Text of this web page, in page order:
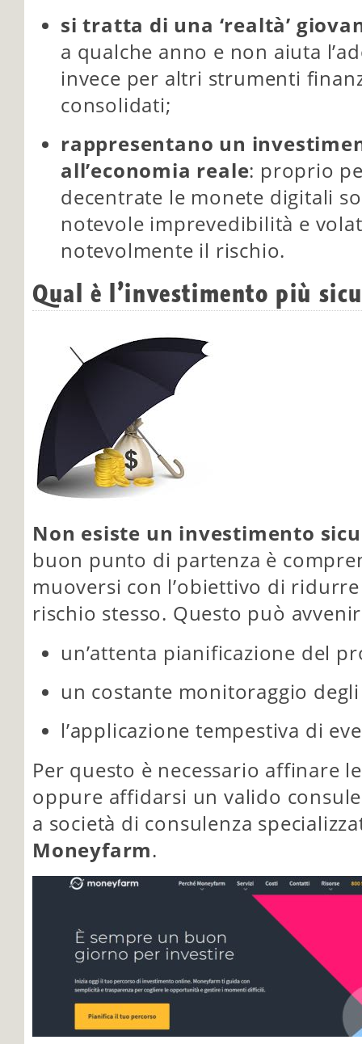
si tratta di una ‘realtà’
a qualche anno e non aiuta
invece per altri strumenti
consolidati;
rappresentano un
all’economia reale: proprio
decentrate le monete digitali
notevole imprevedibilità e
notevolmente il rischio.
Qual è l’investimento più
Non esiste un investimento
buon punto di partenza è
muoversi con l’obiettivo di
rischio stesso. Questo può
un’attenta pianificazione del
un costante monitoraggio
l’applicazione tempestiva di
Per questo è necessario affinare
oppure affidarsi un valido
a società di consulenza
Moneyfarm.